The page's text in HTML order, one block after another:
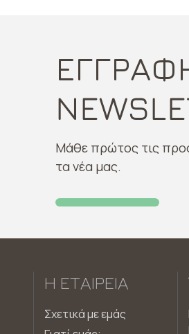
Μάθε πρώτος τις
τα νέα μας.
Η ΕΤΑΙΡΕΊΑ
Σχετικά με εμάς